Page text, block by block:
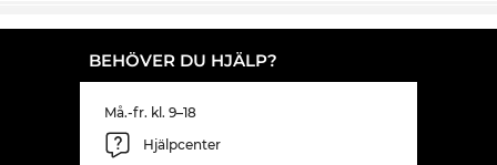
BEHÖVER DU HJÄLP?
Må.-fr. kl. 9–18
Hjälpcenter